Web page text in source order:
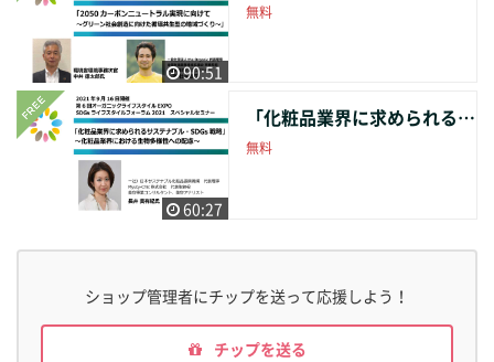
90:51
無料
60:27
「化粧品業界に求められるサステナブル・ SDGs戦略」～化粧品業界における生物多様性 への配慮～
無料
ショップ管理者にチップを送って応援しよう！
チップを送る